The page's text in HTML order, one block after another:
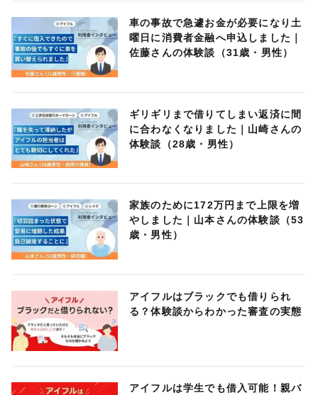
車の事故で急遽お金が必要になり土
曜日に消費者金融へ申込しました｜
佐藤さんの体験談（31歳・男性）
ギリギリまで借りてしまい返済に間
に合わなくなりました｜山崎さんの
体験談（28歳・男性）
家族のために172万円まで上限を増
やしました｜山本さんの体験談（53
歳・男性）
アイフルはブラックでも借りられ
る？体験談からわかった審査の実態
アイフルは学生でも借入可能！親バ